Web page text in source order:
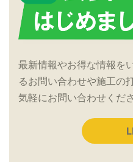
最新情報やお得な情報を
るお問い合わせや施工の
気軽にお問い合わせくだ